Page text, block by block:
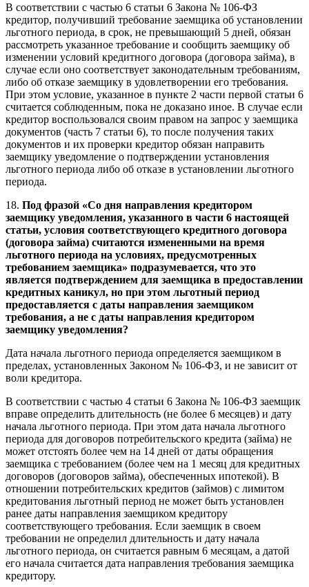
В соответствии с частью 6 статьи 6 Закона № 106-ФЗ
кредитор, получивший требование заемщика об установлении
льготного периода, в срок, не превышающий 5 дней, обязан
рассмотреть указанное требование и сообщить заемщику об
изменении условий кредитного договора (договора займа), в
случае если оно соответствует законодательным требованиям,
либо об отказе заемщику в удовлетворении его требования.
При этом условие, указанное в пункте 2 части первой статьи 6
считается соблюденным, пока не доказано иное. В случае если
кредитор воспользовался своим правом на запрос у заемщика
документов (часть 7 статьи 6), то после получения таких
документов и их проверки кредитор обязан направить
заемщику уведомление о подтверждении установления
льготного периода либо об отказе в установлении льготного
периода.
18. Под фразой «Со дня направления кредитором
заемщику уведомления, указанного в части 6 настоящей
статьи, условия соответствующего кредитного договора
(договора займа) считаются измененными на время
льготного периода на условиях, предусмотренных
требованием заемщика» подразумевается, что это
является подтверждением для заемщика в предоставлении
кредитных каникул, но при этом льготный период
предоставляется с даты направления заемщиком
требования, а не с даты направления кредитором
заемщику уведомления?
Дата начала льготного периода определяется заемщиком в
пределах, установленных Законом № 106-ФЗ, и не зависит от
воли кредитора.
В соответствии с частью 4 статьи 6 Закона № 106-ФЗ заемщик
вправе определить длительность (не более 6 месяцев) и дату
начала льготного периода. При этом дата начала льготного
периода для договоров потребительского кредита (займа) не
может отстоять более чем на 14 дней от даты обращения
заемщика с требованием (более чем на 1 месяц для кредитных
договоров (договоров займа), обеспеченных ипотекой). В
отношении потребительских кредитов (займов) с лимитом
кредитования льготный период не может быть установлен
ранее даты направления заемщиком кредитору
соответствующего требования. Если заемщик в своем
требовании не определил длительность и дату начала
льготного периода, он считается равным 6 месяцам, а датой
его начала считается дата направления требования заемщика
кредитору.